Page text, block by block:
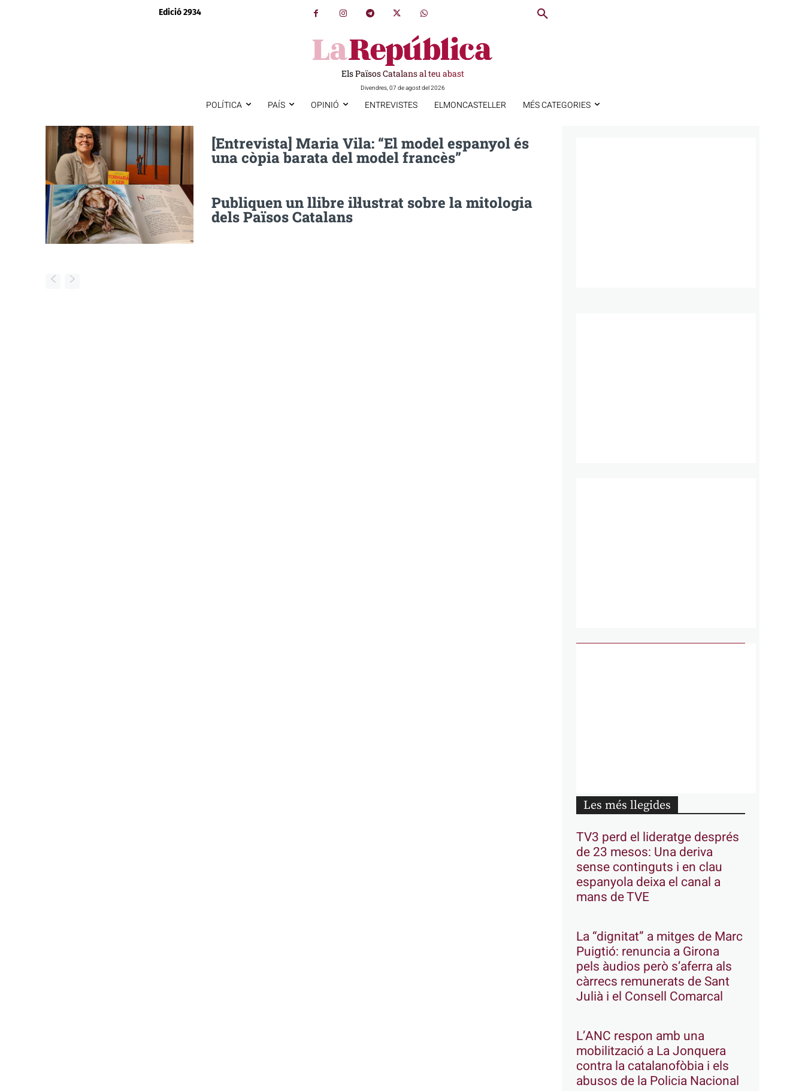
Edició 2934
Els Països Catalans al teu abast
Divendres, 07 de agost del 2026
POLÍTICA PAÍS OPINIÓ ENTREVISTES ELMONCASTELLER MÉS CATEGORIES
[Entrevista] Maria Vila: “El model espanyol és
una còpia barata del model francès”
Publiquen un llibre il·lustrat sobre la mitologia
dels Països Catalans
Les més llegides
TV3 perd el lideratge després
de 23 mesos: Una deriva
sense continguts i en clau
espanyola deixa el canal a
mans de TVE
La “dignitat” a mitges de Marc
Puigtió: renuncia a Girona
pels àudios però s’aferra als
càrrecs remunerats de Sant
Julià i el Consell Comarcal
L’ANC respon amb una
mobilització a La Jonquera
contra la catalanofòbia i els
abusos de la Policia Nacional